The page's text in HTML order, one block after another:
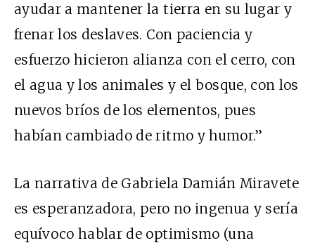
ayudar a mantener la tierra en su lugar y
frenar los deslaves. Con paciencia y
esfuerzo hicieron alianza con el cerro, con
el agua y los animales y el bosque, con los
nuevos bríos de los elementos, pues
habían cambiado de ritmo y humor.”
La narrativa de Gabriela Damián Miravete
es esperanzadora, pero no ingenua y sería
equívoco hablar de optimismo (una